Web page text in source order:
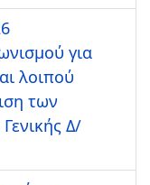
για
λοιπού
των
Δ/